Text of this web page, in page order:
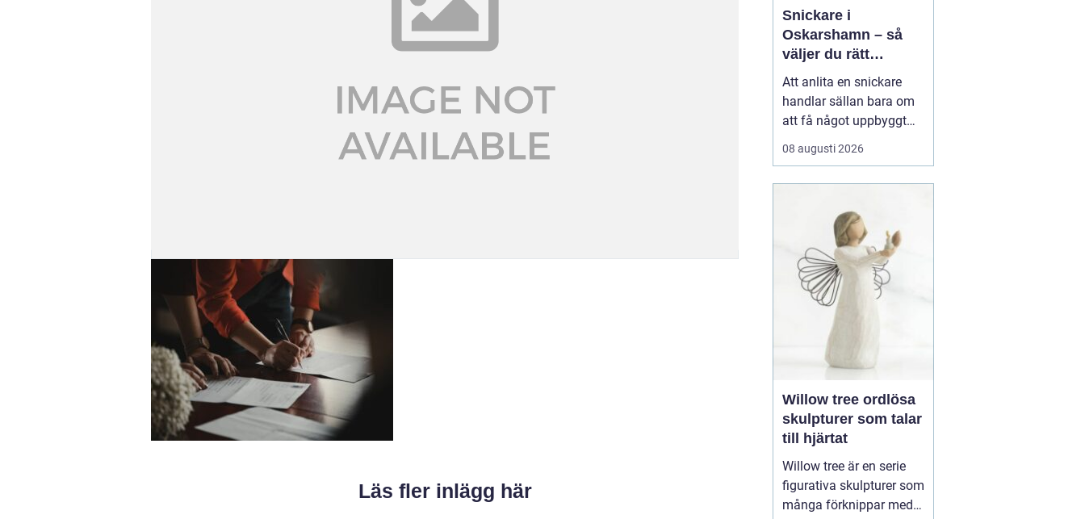
Läs fler inlägg här
Snickare i
Oskarshamn – så
väljer du rätt
hantverkare för ditt
projekt
Att anlita en snickare
handlar sällan bara om
att få något uppbyggt
eller lagat. För många
handlar det om att våga
skapa miljöer som
fungerar i vardagen, å...
08 augusti 2026
Willow tree ordlösa
skulpturer som talar
till hjärtat
Willow tree är en serie
figurativa skulpturer som
många förknippar med